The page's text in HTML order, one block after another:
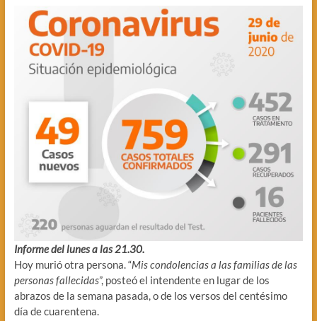
Informe del lunes a las 21.30.
Hoy murió otra persona. “Mis condolencias a las familias de las
personas fallecidas”, posteó el intendente en lugar de los
abrazos de la semana pasada, o de los versos del centésimo
día de cuarentena.